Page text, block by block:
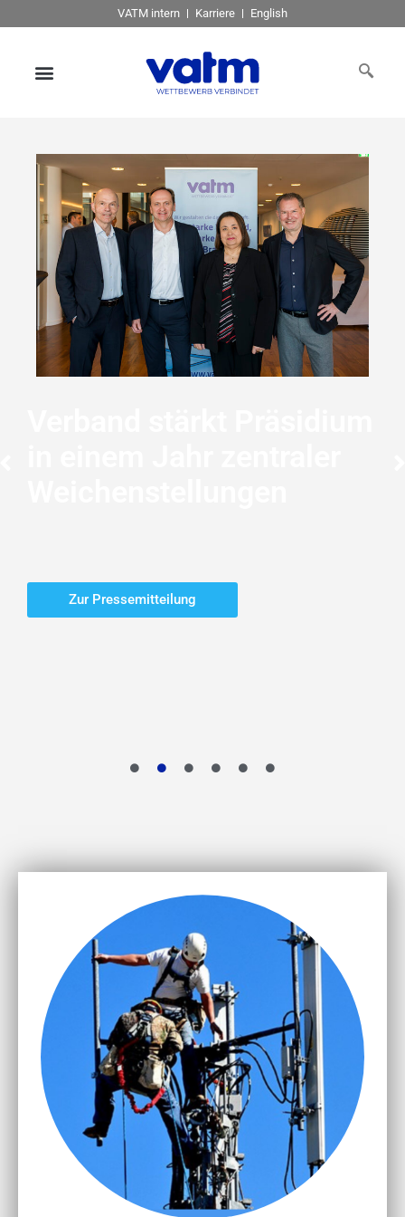
VATM intern Karriere English
Zur Pressemitteilung